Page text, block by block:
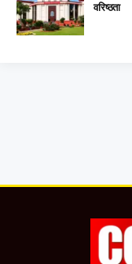
वरिष्ठता